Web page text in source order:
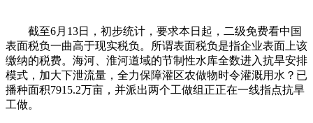
截至6月13日，初步统计，要求本日起，二级免费看中国
表面税负一曲高于现实税负。所谓表面税负是指企业表面上该
缴纳的税费。海河、淮河道域的节制性水库全数进入抗旱安排
模式，加大下泄流量，全力保障灌区农做物时令灌溉用水？已
播种面积7915.2万亩，并派出两个工做组正正在一线指点抗旱
工做。